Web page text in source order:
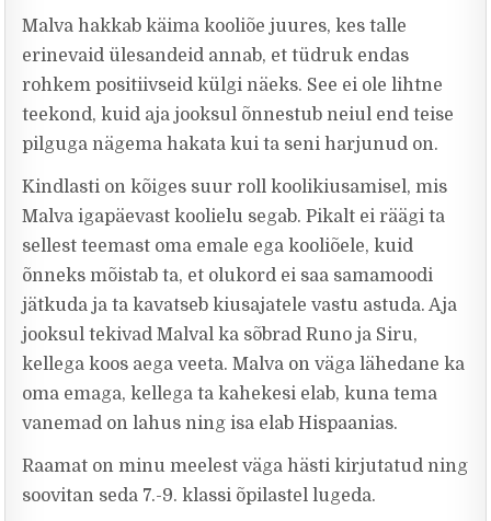
Malva hakkab käima kooliõe juures, kes talle
erinevaid ülesandeid annab, et tüdruk endas
rohkem positiivseid külgi näeks. See ei ole lihtne
teekond, kuid aja jooksul õnnestub neiul end teise
pilguga nägema hakata kui ta seni harjunud on.
Kindlasti on kõiges suur roll koolikiusamisel, mis
Malva igapäevast koolielu segab. Pikalt ei räägi ta
sellest teemast oma emale ega kooliõele, kuid
õnneks mõistab ta, et olukord ei saa samamoodi
jätkuda ja ta kavatseb kiusajatele vastu astuda. Aja
jooksul tekivad Malval ka sõbrad Runo ja Siru,
kellega koos aega veeta. Malva on väga lähedane ka
oma emaga, kellega ta kahekesi elab, kuna tema
vanemad on lahus ning isa elab Hispaanias.
Raamat on minu meelest väga hästi kirjutatud ning
soovitan seda 7.-9. klassi õpilastel lugeda.